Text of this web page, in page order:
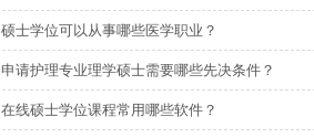
硕士学位可以从事哪些医学职业？
申请护理专业理学硕士需要哪些先决条件？
在线硕士学位课程常用哪些软件？